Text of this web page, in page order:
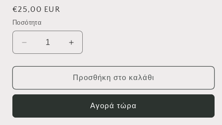
Κανονική
τιμή
€25,00 EUR
Ποσότητα
Μείωση
ποσότητας
για
ΜΟΝΟ
3050222
Αύξηση
ποσότητας
για
ΑΓΓΙΣΤΡΟ
ΜΟΝΟ
EPSILON
3050222
Προσθήκη στο καλάθι
Αγορά τώρα